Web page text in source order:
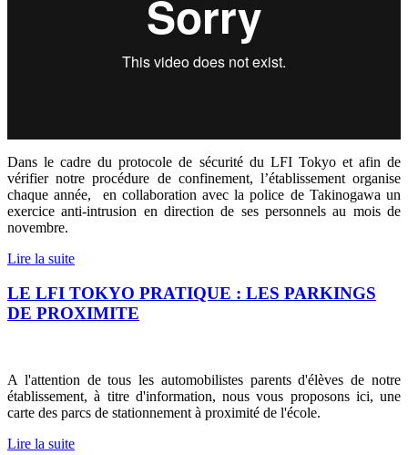
Dans le cadre du protocole de sécurité du LFI Tokyo et afin de
vérifier notre procédure de confinement, l’établissement organise
chaque année,
en collaboration avec la police de Takinogawa un
exercice anti-intrusion en direction de ses personnels au mois de
novembre.
Lire la suite
LE LFI TOKYO PRATIQUE : LES PARKINGS
DE PROXIMITE
A l'attention de tous les automobilistes parents d'élèves de notre
établissement, à titre d'information, nous vous proposons ici, une
carte des parcs de stationnement à proximité de l'école.
Lire la suite